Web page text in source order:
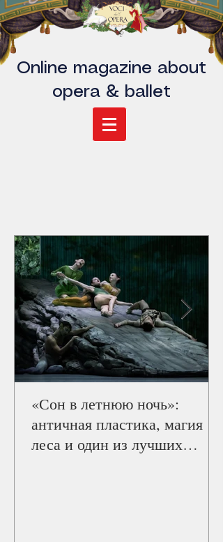
Online magazine about
opera & ballet
«Сон в летнюю ночь»:
античная пластика, магия
леса и один из лучших